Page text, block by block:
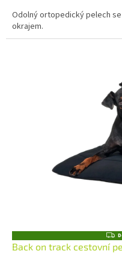
Odolný ortopedický pelech
okrajem.
Z
A
Back on track cestovní